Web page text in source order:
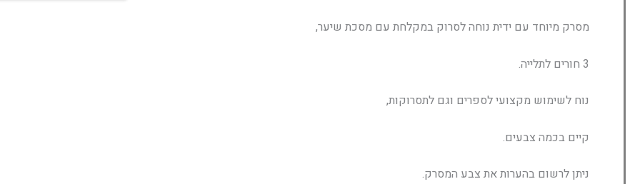
מסרק מיוחד עם ידית נוחה לסרוק במקלחת עם מסכת שיער,
3 חורים לתלייה.
נוח לשימוש מקצועי לספרים וגם לתסרוקות,
קיים בכמה צבעים.
ניתן לרשום בהערות את צבע המסרק.